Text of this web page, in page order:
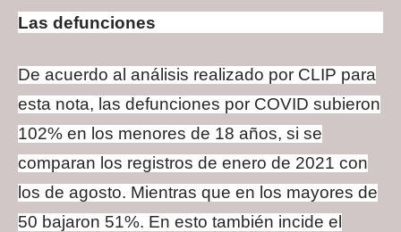
Las defunciones
De acuerdo al análisis realizado por CLIP para
esta nota, las defunciones por COVID subieron
102% en los menores de 18 años, si se
comparan los registros de enero de 2021 con
los de agosto. Mientras que en los mayores de
50 bajaron 51%. En esto también incide el